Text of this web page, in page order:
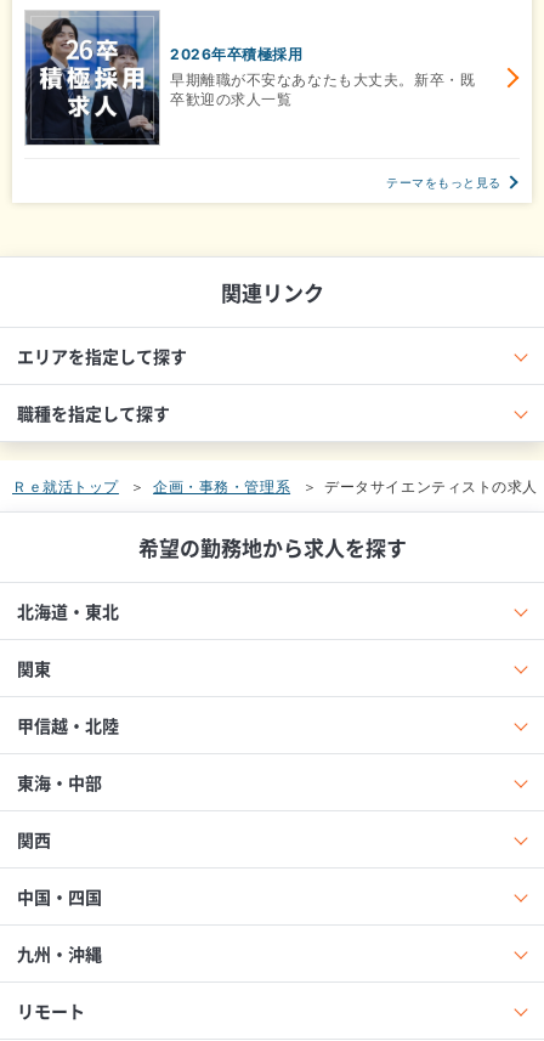
2026年卒積極採用
早期離職が不安なあなたも大丈夫。新卒・既
卒歓迎の求人一覧
テーマをもっと見る
関連リンク
エリアを指定して探す
職種を指定して探す
Ｒｅ就活トップ 企画・事務・管理系 データサイエンティストの求人
希望の勤務地から求人を探す
北海道・東北
関東
甲信越・北陸
東海・中部
関西
中国・四国
九州・沖縄
リモート